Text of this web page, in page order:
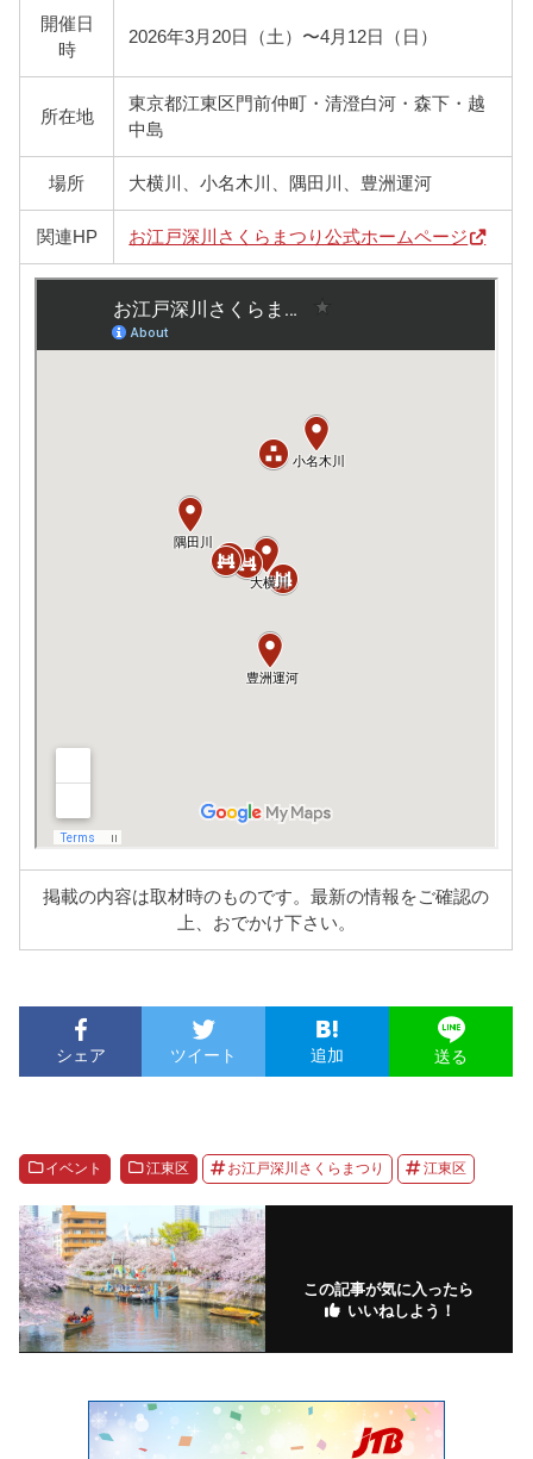
開催日
時
2026年3月20日（土）〜4月12日（日）
所在地
東京都江東区門前仲町・清澄白河・森下・越
中島
場所 大横川、小名木川、隅田川、豊洲運河
関連HP お江戸深川さくらまつり公式ホームページ
掲載の内容は取材時のものです。最新の情報をご確認の
上、おでかけ下さい。
シェア ツイート 追加 送る
イベント 江東区 お江戸深川さくらまつり 江東区
この記事が気に入ったら
いいねしよう！